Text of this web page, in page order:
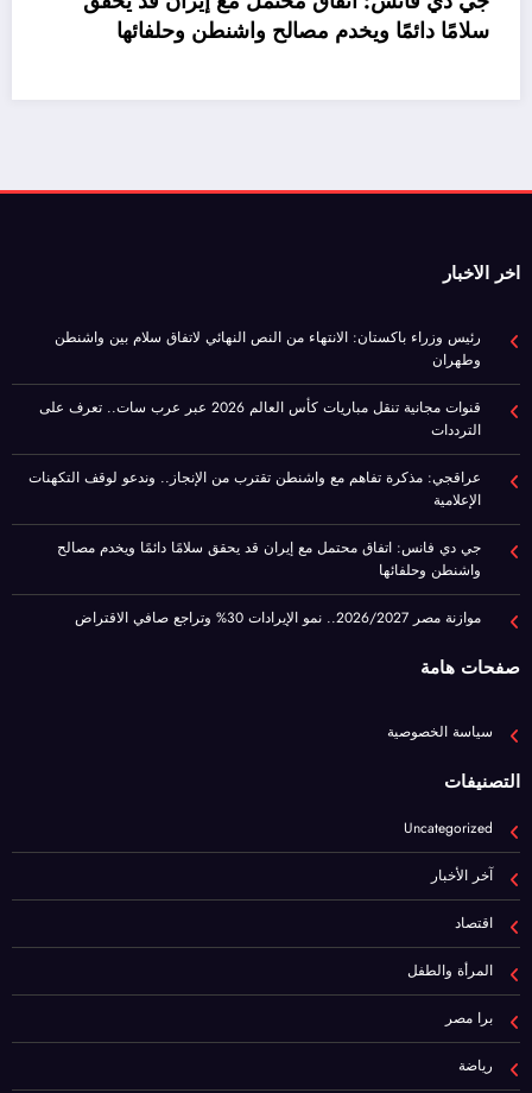
عراقجي: مذكرة تفاهم مع واشنطن تقترب من الإنجاز.. وندعو لوقف التكهنات
الإعلامية
جي دي فانس: اتفاق محتمل مع إيران قد يحقق سلامًا دائمًا ويخدم مصالح
واشنطن وحلفائها
موازنة مصر 2026/2027.. نمو الإيرادات 30% وتراجع صافي الاقتراض
صفحات هامة
سياسة الخصوصية
التصنيفات
المرأة والطفل
رياضة